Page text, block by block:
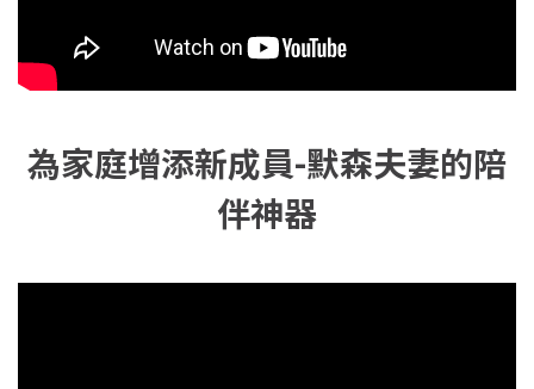
為家庭增添新成員-默森夫妻的陪
伴神器